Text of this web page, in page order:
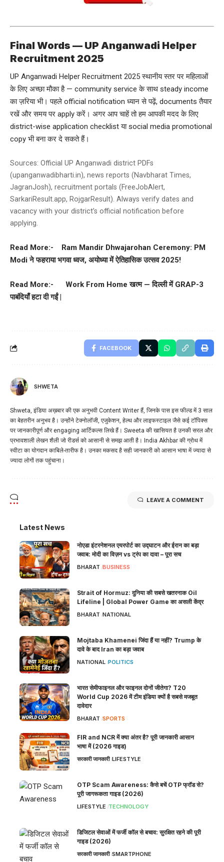
Final Words — UP Anganwadi Helper
Recruitment 2025
UP Anganwadi Helper Recruitment 2025 स्थानीय स्तर पर महिलाओं
के लिए अच्छा मौका है — community service के साथ steady income
का ज़रिया भी। पहले official notification ध्यान से पढ़ें, documents तैयार
रखें और समय पर apply करें। अगर आप चाहें तो हम आपकी मदद के लिए
district-wise application checklist या social media promotional
copy भी बना कर दे सकते हैं।
Sources: Official UP Anganwadi district PDFs
(upanganwadibharti.in), news reports (Navbharat Times,
JagranJosh), recruitment portals (FreeJobAlert,
SarkariResult.app, RojgarResult). Always verify dates and
vacancy with your district’s official notification before
applying.
Read More:- Ram Mandir Dhwajarohan Ceremony: PM
Modi ने फहराया भगवा ध्वज, अयोध्या में ऐतिहासिक उत्सव 2025!
Read More:- Work From Home खत्म — दिल्ली में GRAP-3
पाबंदियाँ हटा दी गईं |
FACEBOOK
SHWETA
Shweta, इंडिया अख़बार की एक अनुभवी Content Writer हैं, जिनके पास इस फील्ड में 3 साल
का बेहतरीन अनुभव है। उन्होंने टेक्नोलॉजी, एजुकेशन, हेल्थ और लाइफस्टाइल जैसे कई टॉपिक्स
पर जानकारीपूर्ण और engaging आर्टिकल्स लिखे हैं। Sweeta की खासियत है उनकी सरल और
प्रभावशाली लेखन शैली जो रीडर्स को आसानी से समझ आती है। India Akhbar की ग्रोथ में
स्वीटा का योगदान काबिले-तारीफ है। उनका मकसद है सही जानकारी को आसान भाषा में ज्यादा से
ज्यादा लोगों तक पहुंचाना।
LEAVE A COMMENT
Latest News
नोएडा इंटरनेशनल एयरपोर्ट का उद्घाटन और ईरान का बड़ा
जवाब: मोदी का विज़न vs ट्रंप का दावा – पूरा सच
BHARAT BUSINESS
Strait of Hormuz: दुनिया की सबसे खतरनाक Oil
Lifeline | Global Power Game का असली केंद्र
BHARAT NATIONAL
Mojtaba Khamenei जिंदा हैं या नहीं? Trump के
दावे के बाद Iran का बड़ा जवाब
NATIONAL POLITICS
भारत सेमीफाइनल और फाइनल दोनों जीतेगा? T20
World Cup 2026 में टीम इंडिया क्यों है सबसे मजबूत
दावेदार
BHARAT SPORTS
FIR and NCR में क्या अंतर है? पूरी जानकारी आसान
भाषा में (2026 गाइड)
सरकारी जानकारी LIFESTYLE
OTP Scam Awareness: कैसे बचें OTP फ्रॉड से?
पूरी जागरूकता गाइड (2026)
LIFESTYLE TECHNOLOGY
डिजिटल सेवाओं में फर्जी कॉल से बचाव: सुरक्षित रहने की पूरी
गाइड (2026)
सरकारी जानकारी SMARTPHONE